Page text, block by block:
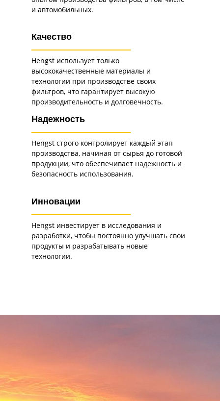
и автомобильных.
Качество
Надежность
Hengst использует только
высококачественные материалы и
технологии при производстве своих
фильтров, что гарантирует высокую
производительность и долговечность.
Инновации
Hengst строго контролирует каждый этап
производства, начиная от сырья до готовой
продукции, что обеспечивает надежность и
безопасность использования.
Hengst инвестирует в исследования и
разработки, чтобы постоянно улучшать свои
продукты и разрабатывать новые
технологии.